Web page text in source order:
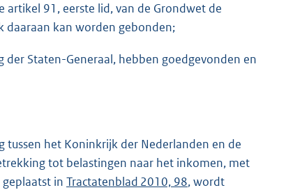
91, eerste lid, van de Grondwet de
daaraan kan worden gebonden;
der Staten-Generaal, hebben goedgevonden en
tussen het Koninkrijk der Nederlanden en de
tot belastingen naar het inkomen, met
geplaatst in Tractatenblad 2010, 98, wordt